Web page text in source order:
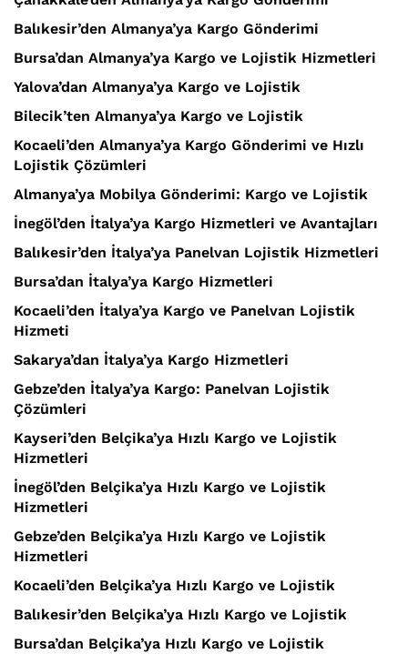
Balıkesir’den Almanya’ya Kargo Gönderimi
Bursa’dan Almanya’ya Kargo ve Lojistik Hizmetleri
Yalova’dan Almanya’ya Kargo ve Lojistik
Bilecik’ten Almanya’ya Kargo ve Lojistik
Kocaeli’den Almanya’ya Kargo Gönderimi ve Hızlı
Lojistik Çözümleri
Almanya’ya Mobilya Gönderimi: Kargo ve Lojistik
İnegöl’den İtalya’ya Kargo Hizmetleri ve Avantajları
Balıkesir’den İtalya’ya Panelvan Lojistik Hizmetleri
Bursa’dan İtalya’ya Kargo Hizmetleri
Kocaeli’den İtalya’ya Kargo ve Panelvan Lojistik
Hizmeti
Sakarya’dan İtalya’ya Kargo Hizmetleri
Gebze’den İtalya’ya Kargo: Panelvan Lojistik
Çözümleri
Kayseri’den Belçika’ya Hızlı Kargo ve Lojistik
Hizmetleri
İnegöl’den Belçika’ya Hızlı Kargo ve Lojistik
Hizmetleri
Gebze’den Belçika’ya Hızlı Kargo ve Lojistik
Hizmetleri
Kocaeli’den Belçika’ya Hızlı Kargo ve Lojistik
Balıkesir’den Belçika’ya Hızlı Kargo ve Lojistik
Bursa’dan Belçika’ya Hızlı Kargo ve Lojistik